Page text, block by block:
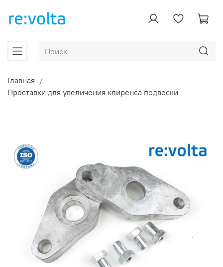
Главная
Проставки для увеличения клиренса подвески